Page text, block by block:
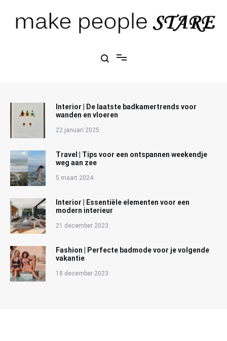
Interior | De laatste badkamertrends voor
wanden en vloeren
22 januari 2025
Travel | Tips voor een ontspannen weekendje
weg aan zee
5 maart 2024
Interior | Essentiële elementen voor een
modern interieur
21 december 2023
Fashion | Perfecte badmode voor je volgende
vakantie
18 december 2023